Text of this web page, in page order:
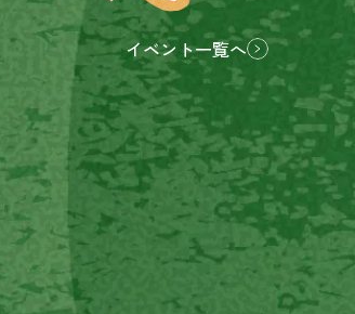
イベント一覧へ